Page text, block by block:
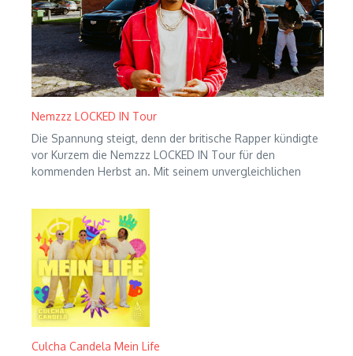
Nemzzz LOCKED IN Tour
Die Spannung steigt, denn der britische Rapper kündigte
vor Kurzem die Nemzzz LOCKED IN Tour für den
kommenden Herbst an. Mit seinem unvergleichlichen
Culcha Candela Mein Life